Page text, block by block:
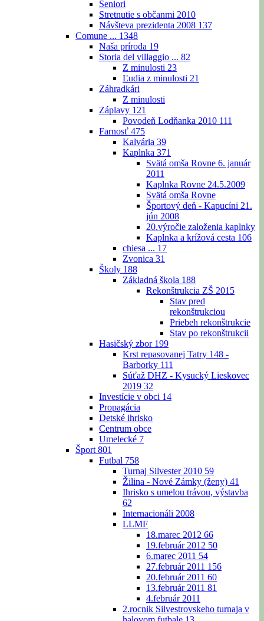
Seniori
Stretnutie s občanmi 2010
Návšteva prezidenta 2008 137
Comune ... 1348
Naša príroda 19
Storia del villaggio ... 82
Z minulosti 23
Ľudia z minulosti 21
Záhradkári
Z minulosti
Záplavy 121
Povodeň Lodňanka 2010 111
Farnosť 475
Kalvária 39
Kaplnka 371
Svätá omša Rovne 6. január
2011
Kaplnka Rovne 24.5.2009
Svätá omša Rovne
Športový deň - Kapucíni 21.
jún 2008
20.výročie založenia kaplnky
Kaplnka a krížová cesta 106
chiesa ... 17
Zvonica 31
Školy 188
Základná škola 188
Rekonštrukcia ZŠ 2015
Stav pred
rekonštrukciou
Priebeh rekonštrukcie
Stav po rekonštrukcii
Hasičský zbor 199
Krst repasovanej Tatry 148 -
Barborky 111
Súťaž DHZ - Kysucký Lieskovec
2019 32
Investície v obci 14
Propagácia
Detské ihrisko
Centrum obce
Umelecké 7
Šport 801
Futbal 758
Turnaj Silvester 2010 59
Žilina - Nové Zámky (ženy) 41
Ihrisko s umelou trávou, výstavba
62
Internacionáli 2008
LLMF
18.marec 2012 66
19.február 2012 50
6.marec 2011 54
27.február 2011 156
20.február 2011 60
13.február 2011 81
4.február 2011
2.rocnik Silvestrovskeho turnaja v